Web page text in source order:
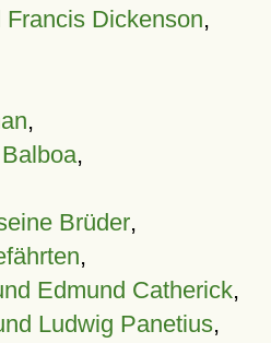
Dickenson,
,
,
Brüder,
,
Edmund Catherick,
Ludwig Panetius,